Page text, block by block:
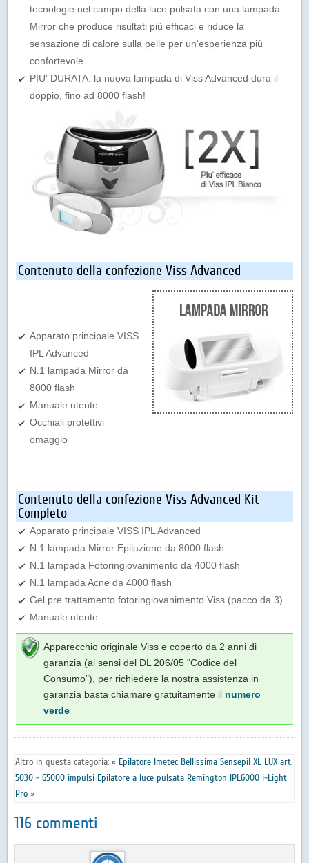
tecnologie nel campo della luce pulsata con una lampada
Mirror che produce risultati più efficaci e riduce la
sensazione di calore sulla pelle per un'esperienza più
confortevole.
PIU' DURATA: la nuova lampada di Viss Advanced dura il
doppio, fino ad 8000 flash!
Contenuto della confezione Viss Advanced
Apparato principale VISS
IPL Advanced
N.1 lampada Mirror da
8000 flash
Manuale utente
Occhiali protettivi
omaggio
Contenuto della confezione Viss Advanced Kit
Completo
Apparato principale VISS IPL Advanced
N.1 lampada Mirror Epilazione da 8000 flash
N.1 lampada Fotoringiovanimento da 4000 flash
N.1 lampada Acne da 4000 flash
Gel pre trattamento fotoringiovanimento Viss (pacco da 3)
Manuale utente
Apparecchio originale Viss e coperto da 2 anni di
garanzia (ai sensi del DL 206/05 "Codice del
Consumo"), per richiedere la nostra assistenza in
garanzia basta chiamare gratuitamente il numero
verde
Altro in questa categoria: « Epilatore Imetec Bellissima Sensepil XL LUX art.
5030 - 65000 impulsi Epilatore a luce pulsata Remington IPL6000 i-Light
Pro »
116 commenti